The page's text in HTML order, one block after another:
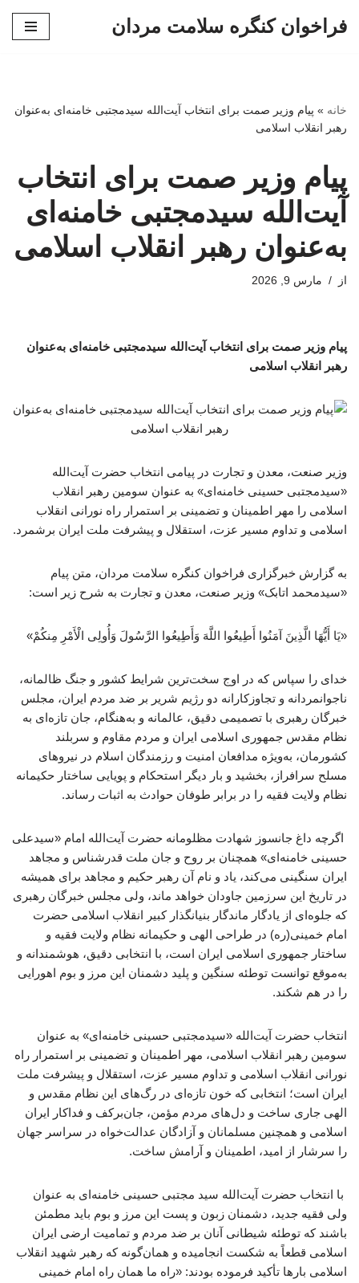
فراخوان کنگره سلامت مردان
خانه » پیام وزیر صمت برای انتخاب آیت‌الله سیدمجتبی خامنه‌ای به‌عنوان
رهبر انقلاب اسلامی
پیام وزیر صمت برای انتخاب
آیت‌الله سیدمجتبی خامنه‌ای
به‌عنوان رهبر انقلاب اسلامی
از مارس 9, 2026
پیام وزیر صمت برای انتخاب آیت‌الله سیدمجتبی خامنه‌ای به‌عنوان
رهبر انقلاب اسلامی
وزیر صنعت، معدن و تجارت در پیامی انتخاب حضرت آیت‌الله
«سیدمجتبی حسینی خامنه‌ای» به عنوان سومین رهبر انقلاب
اسلامی را مهر اطمینان و تضمینی بر استمرار راه نورانی انقلاب
اسلامی و تداوم مسیر عزت، استقلال و پیشرفت ملت ایران برشمرد.
به گزارش خبرگزاری فراخوان کنگره سلامت مردان، متن پیام
«سیدمحمد اتابک» وزیر صنعت، معدن و تجارت به شرح زیر است:
«یَا أَیُّهَا الَّذِینَ آمَنُوا أَطِیعُوا اللَّهَ وَأَطِیعُوا الرَّسُولَ وَأُولِی الْأَمْرِ مِنکُمْ»
خدای را سپاس که در اوج سخت‌ترین شرایط کشور و جنگ ظالمانه،
ناجوانمردانه و تجاوزکارانه دو رژیم شریر بر ضد مردم ایران، مجلس
خبرگان رهبری با تصمیمی دقیق، عالمانه و به‌هنگام، جان تازه‌ای به
نظام مقدس جمهوری اسلامی ایران و مردم مقاوم و سربلند
کشورمان، به‌ویژه مدافعان امنیت و رزمندگان اسلام در نیروهای
مسلح سرافراز، بخشید و بار دیگر استحکام و پویایی ساختار حکیمانه
نظام ولایت فقیه را در برابر طوفان حوادث به اثبات رساند.
اگرچه داغ جانسوز شهادت مظلومانه حضرت آیت‌الله امام «سیدعلی
حسینی خامنه‌ای» همچنان بر روح و جان ملت قدرشناس و مجاهد
ایران سنگینی می‌کند، یاد و نام آن رهبر حکیم و مجاهد برای همیشه
در تاریخ این سرزمین جاودان خواهد ماند، ولی مجلس خبرگان رهبری
که جلوه‌ای از یادگار ماندگار بنیانگذار کبیر انقلاب اسلامی حضرت
امام خمینی(ره) در طراحی الهی و حکیمانه نظام ولایت فقیه و
ساختار جمهوری اسلامی ایران است، با انتخابی دقیق، هوشمندانه و
به‌موقع توانست توطئه سنگین و پلید دشمنان این مرز و بوم اهورایی
را در هم شکند.
انتخاب حضرت آیت‌الله «سیدمجتبی حسینی خامنه‌ای» به عنوان
سومین رهبر انقلاب اسلامی، مهر اطمینان و تضمینی بر استمرار راه
نورانی انقلاب اسلامی و تداوم مسیر عزت، استقلال و پیشرفت ملت
ایران است؛ انتخابی که خون تازه‌ای در رگ‌های این نظام مقدس و
الهی جاری ساخت و دل‌های مردم مؤمن، جان‌برکف و فداکار ایران
اسلامی و همچنین مسلمانان و آزادگان عدالت‌خواه در سراسر جهان
را سرشار از امید، اطمینان و آرامش ساخت.
با انتخاب حضرت آیت‌الله سید مجتبی حسینی خامنه‌ای به عنوان
ولی فقیه جدید، دشمنان زبون و پست این مرز و بوم باید مطمئن
باشند که توطئه شیطانی آنان بر ضد مردم و تمامیت ارضی ایران
اسلامی قطعاً به شکست انجامیده و همان‌گونه که رهبر شهید انقلاب
اسلامی بارها تأکید فرموده بودند: «راه ما همان راه امام خمینی